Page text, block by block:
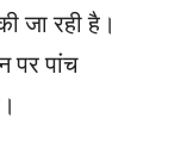
जा रही है।
पर पांच